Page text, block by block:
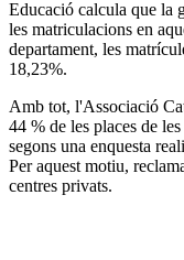
Educació calcula que la
les matriculacions en
departament, les
18,23%.
Amb tot, l'Associació
44 % de les places de
segons una enquesta
Per aquest motiu,
centres privats.